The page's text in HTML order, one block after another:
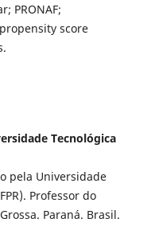
PRONAF;
score
Tecnológica
pela Universidade
Professor do
Paraná. Brasil.